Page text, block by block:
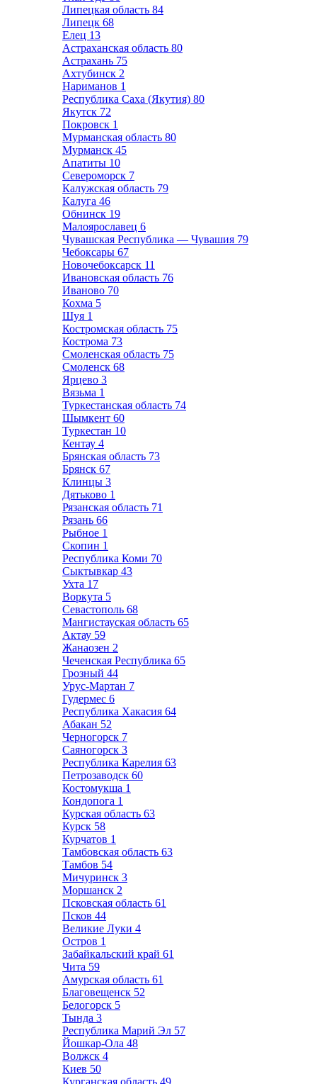
Липецкая область 84
Липецк 68
Елец 13
Астраханская область 80
Астрахань 75
Ахтубинск 2
Нариманов 1
Республика Саха (Якутия) 80
Якутск 72
Покровск 1
Мурманская область 80
Мурманск 45
Апатиты 10
Североморск 7
Калужская область 79
Калуга 46
Обнинск 19
Малоярославец 6
Чувашская Республика — Чувашия 79
Чебоксары 67
Новочебоксарск 11
Ивановская область 76
Иваново 70
Кохма 5
Шуя 1
Костромская область 75
Кострома 73
Смоленская область 75
Смоленск 68
Ярцево 3
Вязьма 1
Туркестанская область 74
Шымкент 60
Туркестан 10
Кентау 4
Брянская область 73
Брянск 67
Клинцы 3
Дятьково 1
Рязанская область 71
Рязань 66
Рыбное 1
Скопин 1
Республика Коми 70
Сыктывкар 43
Ухта 17
Воркута 5
Севастополь 68
Мангистауская область 65
Актау 59
Жанаозен 2
Чеченская Республика 65
Грозный 44
Урус-Мартан 7
Гудермес 6
Республика Хакасия 64
Абакан 52
Черногорск 7
Саяногорск 3
Республика Карелия 63
Петрозаводск 60
Костомукша 1
Кондопога 1
Курская область 63
Курск 58
Курчатов 1
Тамбовская область 63
Тамбов 54
Мичуринск 3
Моршанск 2
Псковская область 61
Псков 44
Великие Луки 4
Остров 1
Забайкальский край 61
Чита 59
Амурская область 61
Благовещенск 52
Белогорск 5
Тында 3
Республика Марий Эл 57
Йошкар-Ола 48
Волжск 4
Киев 50
Курганская область 49